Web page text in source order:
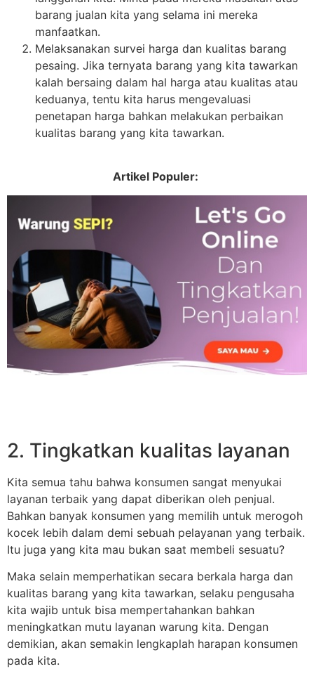
barang jualan kita yang selama ini mereka
manfaatkan.
Melaksanakan survei harga dan kualitas barang
pesaing. Jika ternyata barang yang kita tawarkan
kalah bersaing dalam hal harga atau kualitas atau
keduanya, tentu kita harus mengevaluasi
penetapan harga bahkan melakukan perbaikan
kualitas barang yang kita tawarkan.
Artikel Populer:
2. Tingkatkan kualitas layanan
Kita semua tahu bahwa konsumen sangat menyukai
layanan terbaik yang dapat diberikan oleh penjual.
Bahkan banyak konsumen yang memilih untuk merogoh
kocek lebih dalam demi sebuah pelayanan yang terbaik.
Itu juga yang kita mau bukan saat membeli sesuatu?
Maka selain memperhatikan secara berkala harga dan
kualitas barang yang kita tawarkan, selaku pengusaha
kita wajib untuk bisa mempertahankan bahkan
meningkatkan mutu layanan warung kita. Dengan
demikian, akan semakin lengkaplah harapan konsumen
pada kita.